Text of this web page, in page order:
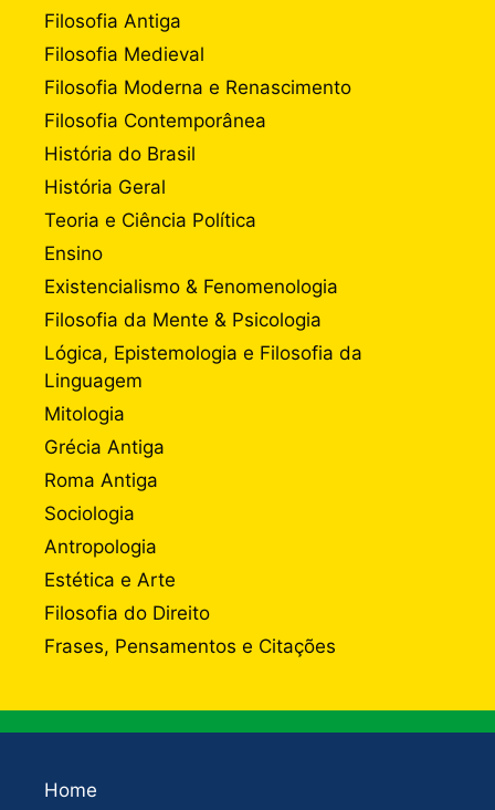
Filosofia Antiga
Filosofia Medieval
Filosofia Moderna e Renascimento
Filosofia Contemporânea
História do Brasil
História Geral
Teoria e Ciência Política
Ensino
Existencialismo & Fenomenologia
Filosofia da Mente & Psicologia
Lógica, Epistemologia e Filosofia da
Linguagem
Mitologia
Grécia Antiga
Roma Antiga
Sociologia
Antropologia
Estética e Arte
Filosofia do Direito
Frases, Pensamentos e Citações
Home